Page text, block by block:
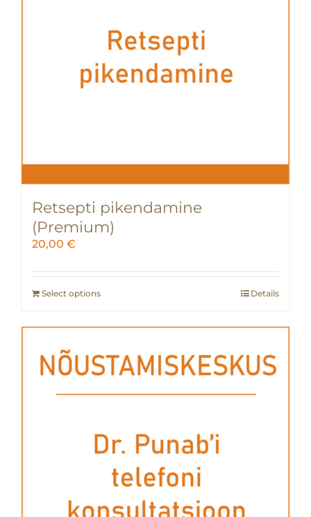
Retsepti pikendamine
(Premium)
20,00 €
Select options Details